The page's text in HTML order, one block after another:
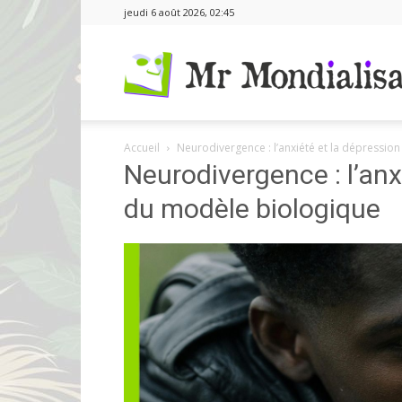
jeudi 6 août 2026, 02:45
Accueil Neurodivergence : l’anxiété et la
Neurodivergence :
du modèle biologique